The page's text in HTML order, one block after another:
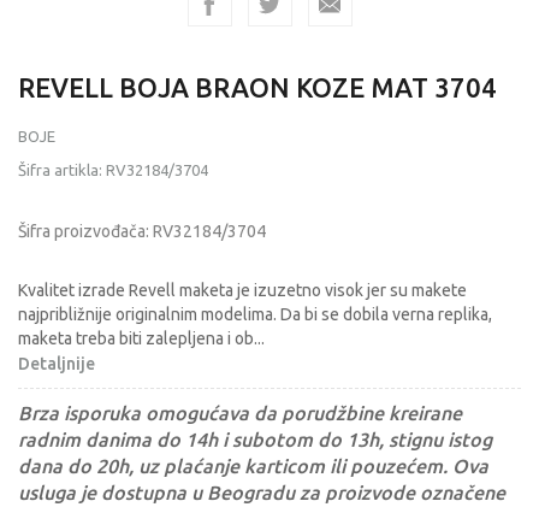
REVELL BOJA BRAON KOZE MAT 3704
BOJE
Šifra artikla: RV32184/3704
Šifra proizvođača: RV32184/3704
Kvalitet izrade Revell maketa je izuzetno visok jer su makete
najpribližnije originalnim modelima. Da bi se dobila verna replika,
maketa treba biti zalepljena i ob...
Detaljnije
Brza isporuka omogućava da porudžbine kreirane
radnim danima do 14h i subotom do 13h, stignu istog
dana do 20h, uz plaćanje karticom ili pouzećem. Ova
usluga je dostupna u Beogradu za proizvode označene